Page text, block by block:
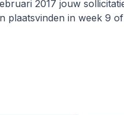
2017 jouw
plaatsvinden in week 9